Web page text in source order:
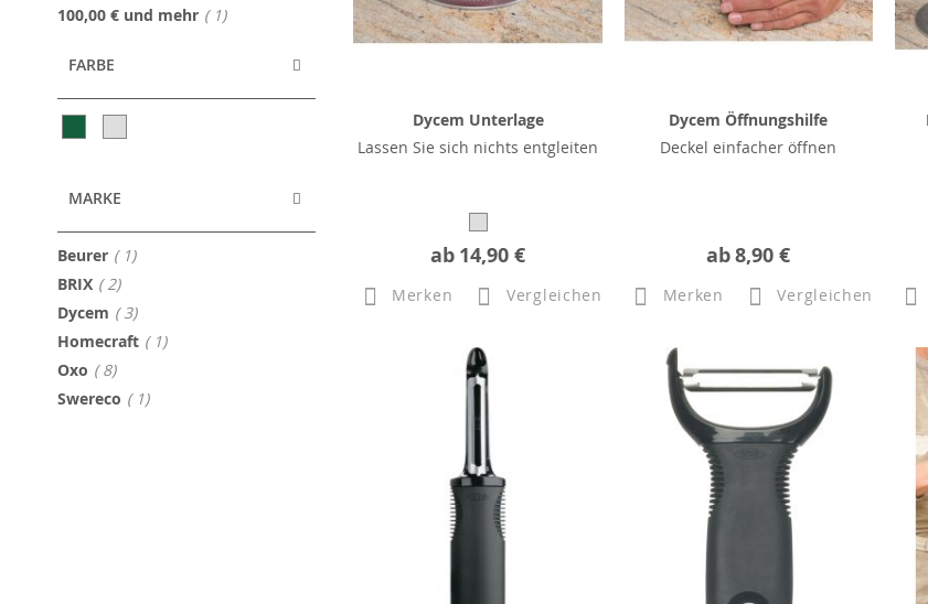
Dycem Unterlage
Lassen Sie sich nichts entgleiten
ab 14,90 €
Merken Vergleichen
Dycem Öffnungshilfe
Deckel einfacher öffnen
ab8,90 €
Merken Vergleichen
100,00 € und mehr 1Artikel
FARBE
MARKE
Beurer 1Artikel
BRIX 2Artikel
Dycem 3Artikel
Homecraft 1Artikel
Oxo 8Artikel
Swereco 1Artikel